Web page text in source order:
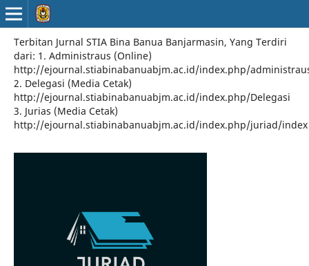
Terbitan Jurnal STIA Bina Banua Banjarmasin, Yang Terdiri
dari: 1. Administraus (Online)
http://ejournal.stiabinabanuabjm.ac.id/index.php/
2. Delegasi (Media Cetak)
http://ejournal.stiabinabanuabjm.ac.id/index.php/Delegasi
3. Jurias (Media Cetak)
http://ejournal.stiabinabanuabjm.ac.id/index.php/juriad/index